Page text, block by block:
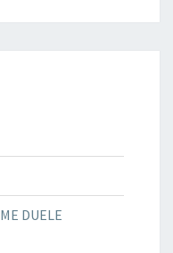
ME DUELE